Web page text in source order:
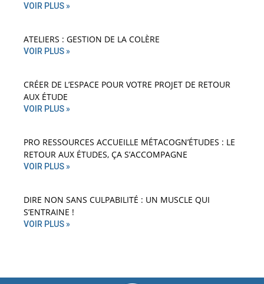
VOIR PLUS »
ATELIERS : GESTION DE LA COLÈRE
VOIR PLUS »
CRÉER DE L’ESPACE POUR VOTRE PROJET DE RETOUR
AUX ÉTUDE
VOIR PLUS »
PRO RESSOURCES ACCUEILLE MÉTACOGN’ÉTUDES : LE
RETOUR AUX ÉTUDES, ÇA S’ACCOMPAGNE
VOIR PLUS »
DIRE NON SANS CULPABILITÉ : UN MUSCLE QUI
S’ENTRAINE !
VOIR PLUS »